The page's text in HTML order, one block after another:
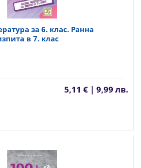
за 6. клас. Ранна
в 7. клас
5,11 € | 9,99 лв.